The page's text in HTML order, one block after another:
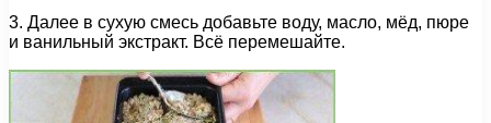
3. Далее в сухую смесь добавьте воду, масло, мёд, пюре
и ванильный экстракт. Всё перемешайте.